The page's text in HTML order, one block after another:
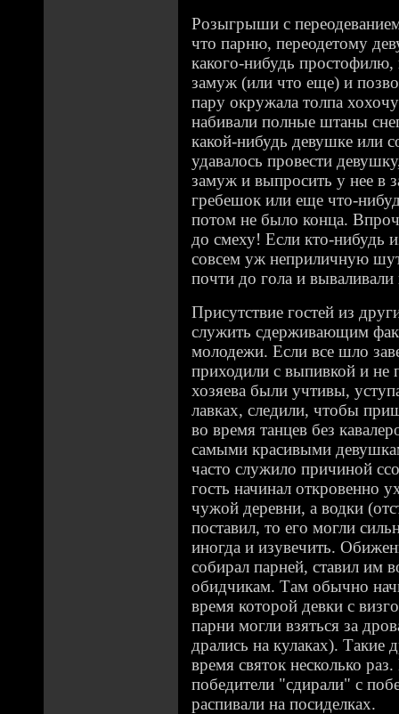
Розыгрыши с
что парню, переодетому
какого-нибудь
замуж (или что еще) и
пару окружала толпа
набивали полные штаны
какой-нибудь девушке или
удавалось провести
замуж и выпросить у нее в
гребешок или еще что-
потом не было конца.
до смеху! Если кто-нибудь
совсем уж неприличную
почти до гола и вываливали
Присутствие гостей из
служить сдерживающим
молодежи. Если все шло
приходили с выпивкой и не
хозяева были учтивы,
лавках, следили, чтобы
во время танцев без
самыми красивыми
часто служило причиной
гость начинал откровенно
чужой деревни, а водки
поставил, то его могли
иногда и изувечить.
собирал парней, ставил им
обидчикам. Там обычно
время которой девки с
парни могли взяться за
дрались на кулаках). Такие
время святок несколько
победители "сдирали" с
распивали на посиделках.